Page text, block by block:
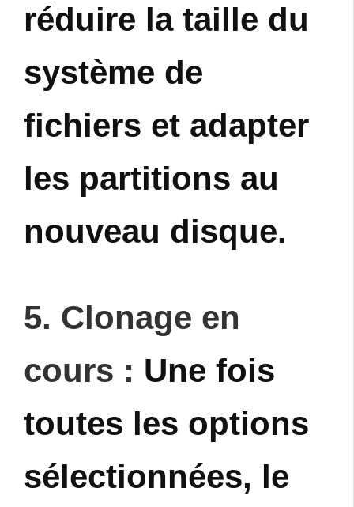
réduire la taille du
système de
fichiers et adapter
les partitions au
nouveau disque.
5. Clonage en
cours : Une fois
toutes les options
sélectionnées, le